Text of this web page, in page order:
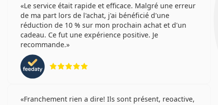
Le service était rapide et efficace. Malgré une erreur
de ma part lors de l'achat, j'ai bénéficié d'une
réduction de 10 % sur mon prochain achat et d'un
cadeau. Ce fut une expérience positive. Je
recommande.
Franchement rien a dire! Ils sont présent, reoactive,